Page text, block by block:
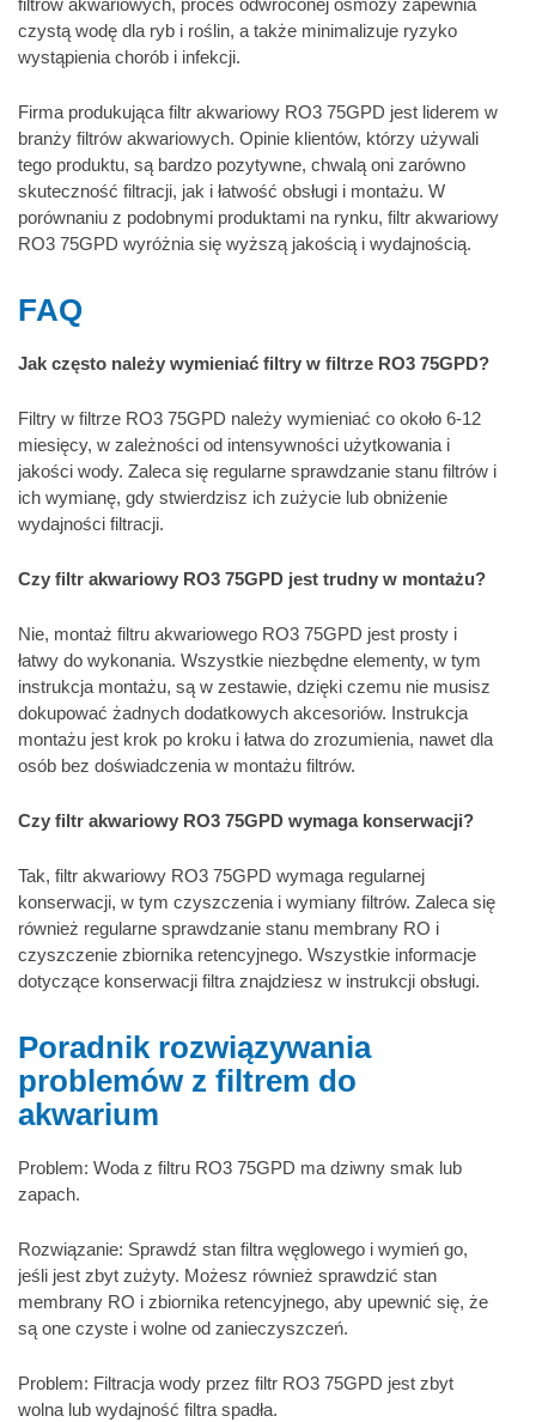
filtrów akwariowych, proces odwróconej osmozy zapewnia
czystą wodę dla ryb i roślin, a także minimalizuje ryzyko
wystąpienia chorób i infekcji.
Firma produkująca filtr akwariowy RO3 75GPD jest liderem w
branży filtrów akwariowych. Opinie klientów, którzy używali
tego produktu, są bardzo pozytywne, chwalą oni zarówno
skuteczność filtracji, jak i łatwość obsługi i montażu. W
porównaniu z podobnymi produktami na rynku, filtr akwariowy
RO3 75GPD wyróżnia się wyższą jakością i wydajnością.
FAQ
Jak często należy wymieniać filtry w filtrze RO3 75GPD?
Filtry w filtrze RO3 75GPD należy wymieniać co około 6-12
miesięcy, w zależności od intensywności użytkowania i
jakości wody. Zaleca się regularne sprawdzanie stanu filtrów i
ich wymianę, gdy stwierdzisz ich zużycie lub obniżenie
wydajności filtracji.
Czy filtr akwariowy RO3 75GPD jest trudny w montażu?
Nie, montaż filtru akwariowego RO3 75GPD jest prosty i
łatwy do wykonania. Wszystkie niezbędne elementy, w tym
instrukcja montażu, są w zestawie, dzięki czemu nie musisz
dokupować żadnych dodatkowych akcesoriów. Instrukcja
montażu jest krok po kroku i łatwa do zrozumienia, nawet dla
osób bez doświadczenia w montażu filtrów.
Czy filtr akwariowy RO3 75GPD wymaga konserwacji?
Tak, filtr akwariowy RO3 75GPD wymaga regularnej
konserwacji, w tym czyszczenia i wymiany filtrów. Zaleca się
również regularne sprawdzanie stanu membrany RO i
czyszczenie zbiornika retencyjnego. Wszystkie informacje
dotyczące konserwacji filtra znajdziesz w instrukcji obsługi.
Poradnik rozwiązywania
problemów z filtrem do
akwarium
Problem: Woda z filtru RO3 75GPD ma dziwny smak lub
zapach.
Rozwiązanie: Sprawdź stan filtra węglowego i wymień go,
jeśli jest zbyt zużyty. Możesz również sprawdzić stan
membrany RO i zbiornika retencyjnego, aby upewnić się, że
są one czyste i wolne od zanieczyszczeń.
Problem: Filtracja wody przez filtr RO3 75GPD jest zbyt
wolna lub wydajność filtra spadła.